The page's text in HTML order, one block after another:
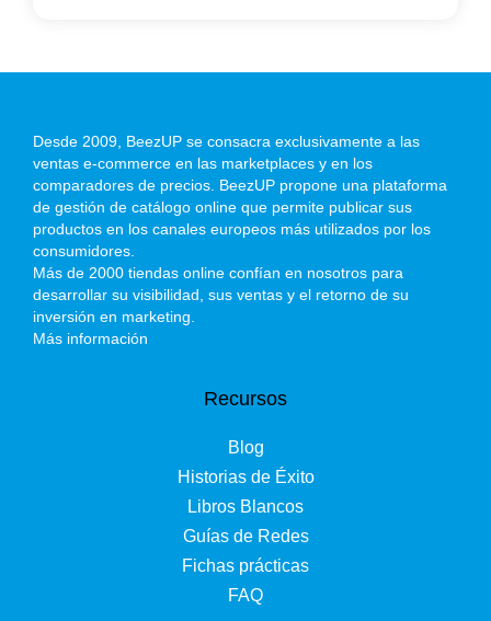
Desde 2009, BeezUP se consacra exclusivamente a las
ventas e-commerce en las marketplaces y en los
comparadores de precios. BeezUP propone una plataforma
de gestión de catálogo online que permite publicar sus
productos en los canales europeos más utilizados por los
consumidores.
Más de 2000 tiendas online confían en nosotros para
desarrollar su visibilidad, sus ventas y el retorno de su
inversión en marketing.
Más información
Recursos
Blog
Historias de Éxito
Libros Blancos
Guías de Redes
Fichas prácticas
FAQ